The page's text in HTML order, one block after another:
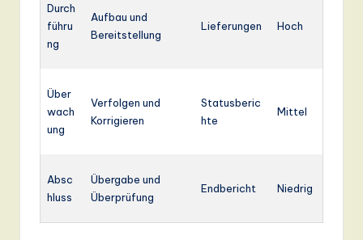
Durch
führu
ng
Aufbau und
Bereitstellung
Lieferungen Hoch
Über
wach
ung
Verfolgen und
Korrigieren
Statusberic
hte
Mittel
Absc
hluss
Übergabe und
Überprüfung
Endbericht Niedrig